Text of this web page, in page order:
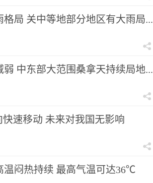
局 关中等地部分地区有大雨局...
中东部大范围桑拿天持续局地...
快速移动 未来对我国无影响
温闷热持续 最高气温可达36℃